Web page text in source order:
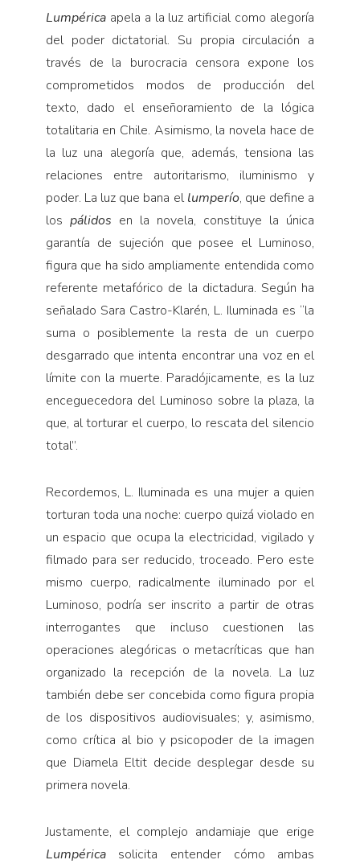
Lumpérica apela a la luz artificial como alegoría
del poder dictatorial. Su propia circulación a
través de la burocracia censora expone los
comprometidos modos de producción del
texto, dado el enseñoramiento de la lógica
totalitaria en Chile. Asimismo, la novela hace de
la luz una alegoría que, además, tensiona las
relaciones entre autoritarismo, iluminismo y
poder. La luz que bana el lumperío, que define a
los pálidos en la novela, constituye la única
garantía de sujeción que posee el Luminoso,
figura que ha sido ampliamente entendida como
referente metafórico de la dictadura. Según ha
señalado Sara Castro-Klarén, L. Iluminada es “la
suma o posiblemente la resta de un cuerpo
desgarrado que intenta encontrar una voz en el
límite con la muerte. Paradójicamente, es la luz
enceguecedora del Luminoso sobre la plaza, la
que, al torturar el cuerpo, lo rescata del silencio
total”.
Recordemos, L. Iluminada es una mujer a quien
torturan toda una noche: cuerpo quizá violado en
un espacio que ocupa la electricidad, vigilado y
filmado para ser reducido, troceado. Pero este
mismo cuerpo, radicalmente iluminado por el
Luminoso, podría ser inscrito a partir de otras
interrogantes que incluso cuestionen las
operaciones alegóricas o metacríticas que han
organizado la recepción de la novela. La luz
también debe ser concebida como figura propia
de los dispositivos audiovisuales; y, asimismo,
como crítica al bio y psicopoder de la imagen
que Diamela Eltit decide desplegar desde su
primera novela.
Justamente, el complejo andamiaje que erige
Lumpérica solicita entender cómo ambas